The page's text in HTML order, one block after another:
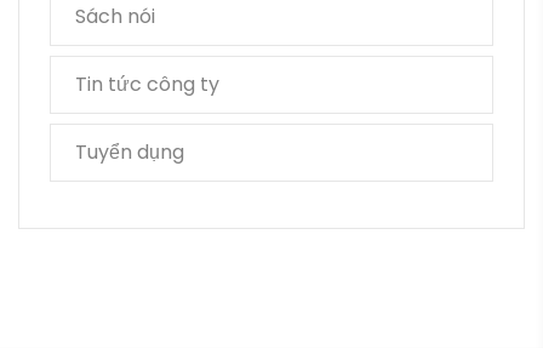
Sách nói
Tin tức công ty
Tuyển dụng